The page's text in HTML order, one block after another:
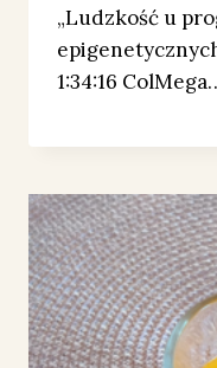
„Ludzkość u
1:34:16